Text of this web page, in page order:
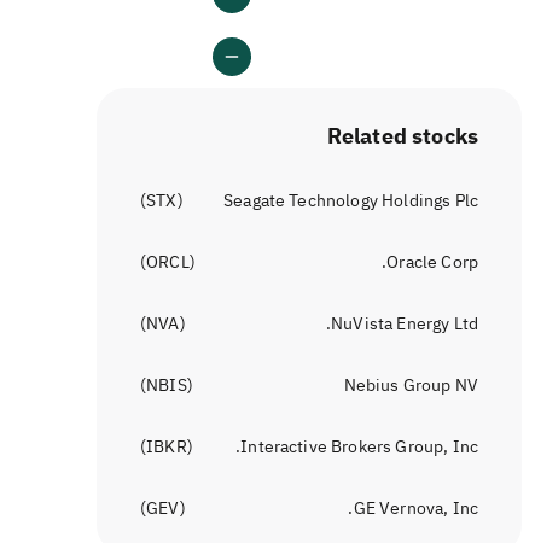
Related stocks
Seagate Technology Holdings Plc
(
STX
)
Oracle Corp.
(
ORCL
)
NuVista Energy Ltd.
(
NVA
)
Nebius Group NV
(
NBIS
)
Interactive Brokers Group, Inc.
(
IBKR
)
GE Vernova, Inc.
(
GEV
)